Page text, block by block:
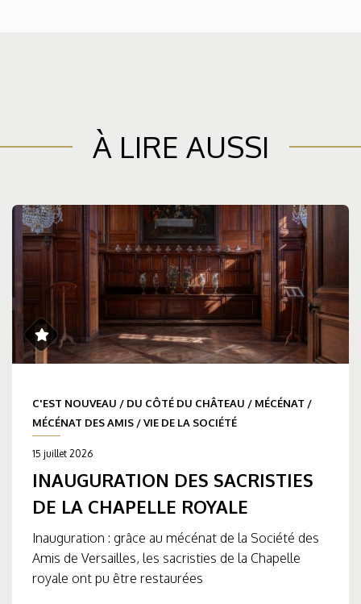
À LIRE AUSSI
C'EST NOUVEAU / DU CÔTÉ DU CHÂTEAU / MÉCÉNAT /
MÉCÉNAT DES AMIS /VIE DE LA SOCIÉTÉ
15 juillet 2026
INAUGURATION DES SACRISTIES
DE LA CHAPELLE ROYALE
Inauguration : grâce au mécénat de la Société des
Amis de Versailles, les sacristies de la Chapelle
royale ont pu être restaurées